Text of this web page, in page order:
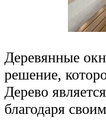
Деревянные
решение,
Дерево
благодаря